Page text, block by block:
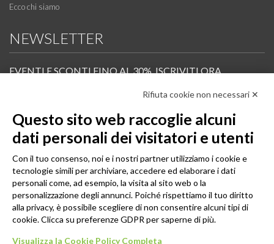
Ecco chi siamo
NEWSLETTER
EVENTI E SCONTI FINO AL 30%. ISCRIVITI ORA.
Scopri in anteprima i nuovi prodotti, le promozioni riservate ai professionisti e resta
Iscrivi alla Newsletter
SEGUICI
Rifiuta cookie non necessari ✕
Questo sito web raccoglie alcuni
dati personali dei visitatori e utenti
Con il tuo consenso, noi e i nostri partner utilizziamo i cookie e
tecnologie simili per archiviare, accedere ed elaborare i dati
personali come, ad esempio, la visita al sito web o la
personalizzazione degli annunci. Poiché rispettiamo il tuo diritto
alla privacy, è possibile scegliere di non consentire alcuni tipi di
cookie. Clicca su preferenze GDPR per saperne di più.
Visualizza la Cookie Policy Completa